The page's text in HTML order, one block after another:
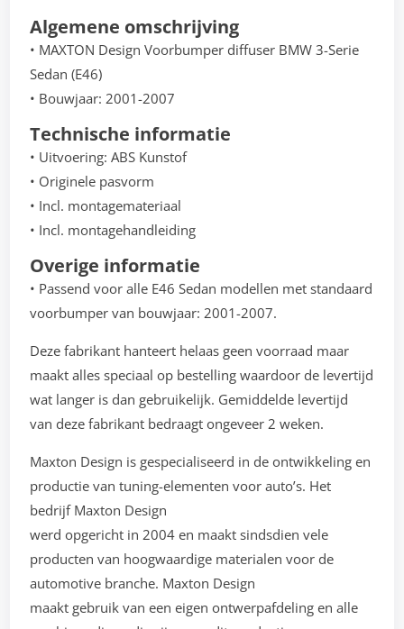
Algemene omschrijving
• MAXTON Design Voorbumper diffuser BMW 3-Serie
Sedan (E46)
• Bouwjaar: 2001-2007
Technische informatie
• Uitvoering: ABS Kunstof
• Originele pasvorm
• Incl. montagemateriaal
• Incl. montagehandleiding
Overige informatie
• Passend voor alle E46 Sedan modellen met standaard
voorbumper van bouwjaar: 2001-2007.
Deze fabrikant hanteert helaas geen voorraad maar
maakt alles speciaal op bestelling waardoor de levertijd
wat langer is dan gebruikelijk. Gemiddelde levertijd
van deze fabrikant bedraagt ongeveer 2 weken.
Maxton Design is gespecialiseerd in de ontwikkeling en
productie van tuning-elementen voor auto’s. Het
bedrijf Maxton Design
werd opgericht in 2004 en maakt sindsdien vele
producten van hoogwaardige materialen voor de
automotive branche. Maxton Design
maakt gebruik van een eigen ontwerpafdeling en alle